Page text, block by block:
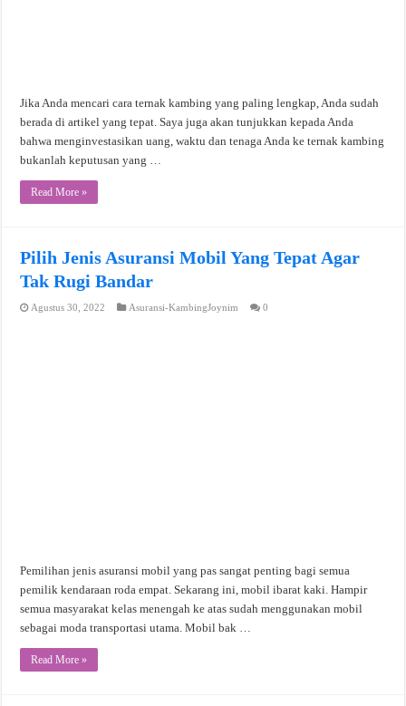
Jika Anda mencari cara ternak kambing yang paling lengkap, Anda sudah
berada di artikel yang tepat. Saya juga akan tunjukkan kepada Anda
bahwa menginvestasikan uang, waktu dan tenaga Anda ke ternak kambing
bukanlah keputusan yang …
Read More »
Pilih Jenis Asuransi Mobil Yang Tepat Agar
Tak Rugi Bandar
Agustus 30, 2022 Asuransi-KambingJoynim 0
Pemilihan jenis asuransi mobil yang pas sangat penting bagi semua
pemilik kendaraan roda empat. Sekarang ini, mobil ibarat kaki. Hampir
semua masyarakat kelas menengah ke atas sudah menggunakan mobil
sebagai moda transportasi utama. Mobil bak …
Read More »